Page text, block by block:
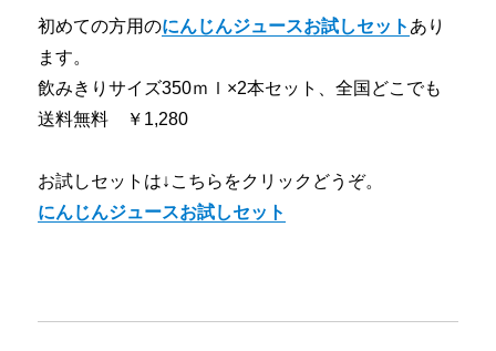
初めての方用のにんじんジュースお試しセット あり
ます。
飲みきりサイズ350ｍｌ×2本セット、全国どこでも
送料無料 ￥1,280
お試しセットは↓こちらをクリックどうぞ。
にんじんジュースお試しセット